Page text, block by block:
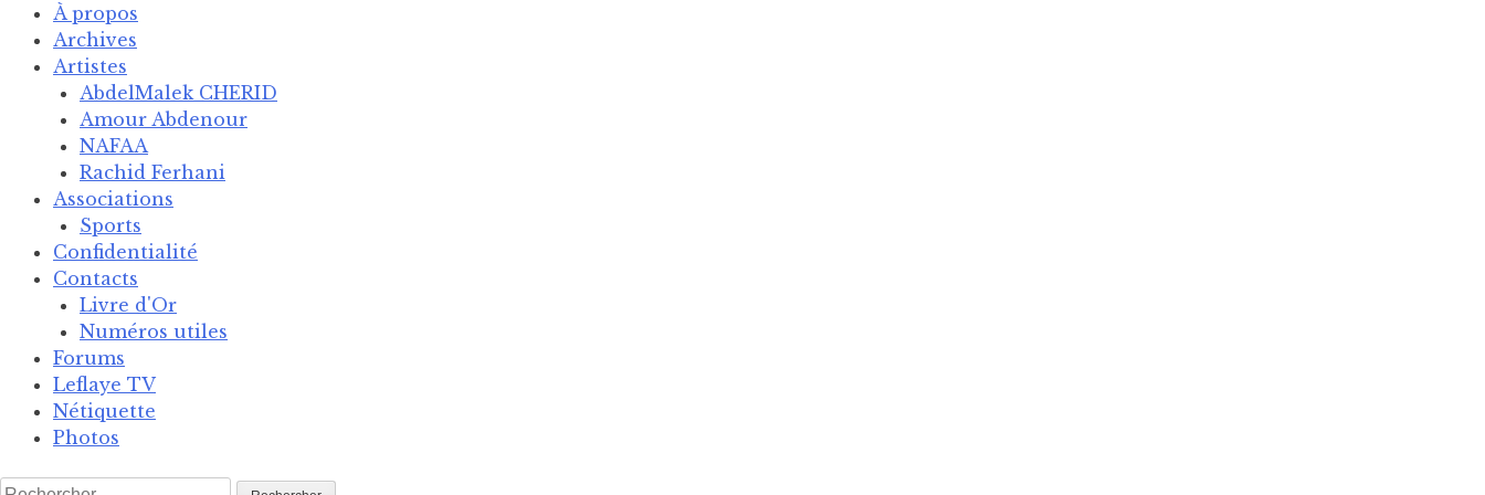
Skip
content
À propos
Archives
Artistes
AbdelMalek CHERID
Amour Abdenour
NAFAA
Rachid Ferhani
Associations
Sports
Confidentialité
Contacts
Livre d'Or
Numéros utiles
Forums
Leflaye TV
Nétiquette
Photos
Rechercher :